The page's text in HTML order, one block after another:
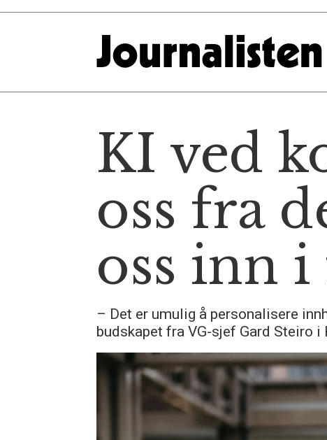
KI ved
oss fra
oss inn i
– Det er umulig å personalisere
budskapet fra VG-sjef Gard Steiro i